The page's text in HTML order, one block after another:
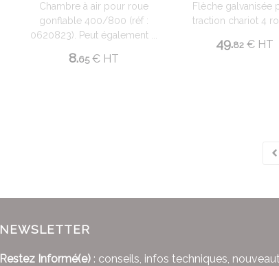
Chambre à air pour roue
gonflable 400/800 (réf :
0620823). Peut également ...
8.65 €HT
Flèche galvanisée
traction chariot 4
49.82 €HT
NEWSLETTER
Restez Informé(e) : conseils, infos techniques,